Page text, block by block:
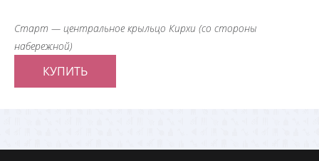
Старт — центральное крыльцо Кирхи (со стороны
набережной)
КУПИТЬ